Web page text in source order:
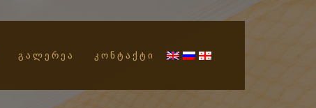
ᲒᲐᲚᲔᲠᲔᲐ ᲙᲝᲜᲢᲐᲥᲢᲘ